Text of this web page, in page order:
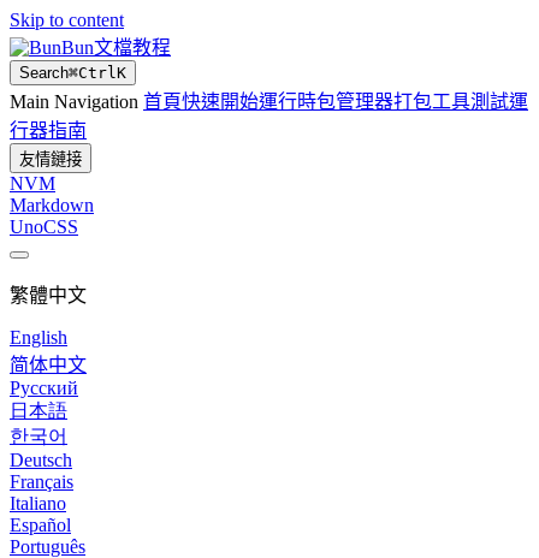
Skip to content
Bun文檔教程
Search⌘CtrlK
Main Navigation 首頁快速開始運行時包管理器打包工具測試運
行器指南
友情鏈接
NVM
Markdown
UnoCSS
繁體中文
English
简体中文
Русский
日本語
한국어
Deutsch
Français
Italiano
Español
Português